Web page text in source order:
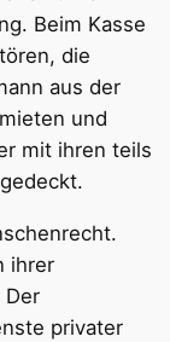
Beim Kasse
die
aus der
und
mit ihren teils
ihrer
Der
privater